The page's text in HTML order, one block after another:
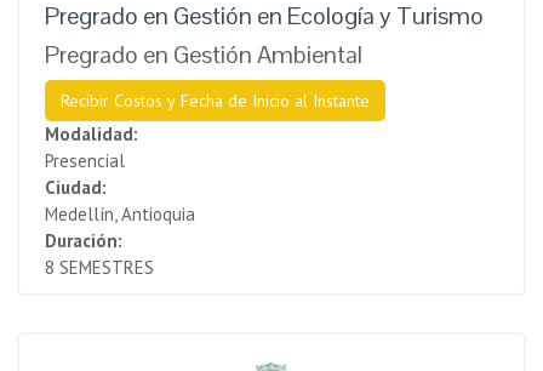
Pregrado en Gestión en Ecología y Turismo
Pregrado en Gestión Ambiental
Recibir Costos y Fecha de Inicio al Instante
Modalidad:
Presencial
Ciudad:
Medellín, Antioquia
Duración:
8 SEMESTRES